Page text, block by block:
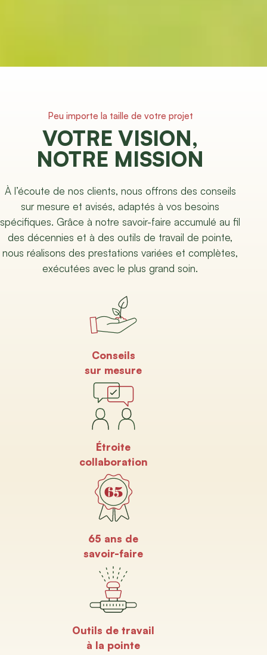
Peu importe la taille de votre projet
VOTRE VISION,
NOTRE MISSION
À l’écoute de nos clients, nous offrons des conseils
sur mesure et avisés, adaptés à vos besoins
spécifiques. Grâce à notre savoir-faire accumulé au fil
des décennies et à des outils de travail de pointe,
nous réalisons des prestations variées et complètes,
exécutées avec le plus grand soin.
Conseils
sur mesure
Étroite
collaboration
65 ans de
savoir-faire
Outils de travail
à la pointe